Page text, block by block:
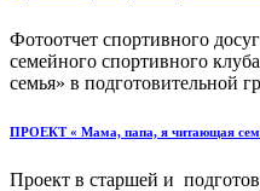
Фотоотчет спортивного
семейного спортивного
семья» в подготовительной
ПРОЕКТ « Мама, папа, я читающая
Проект в старшей и